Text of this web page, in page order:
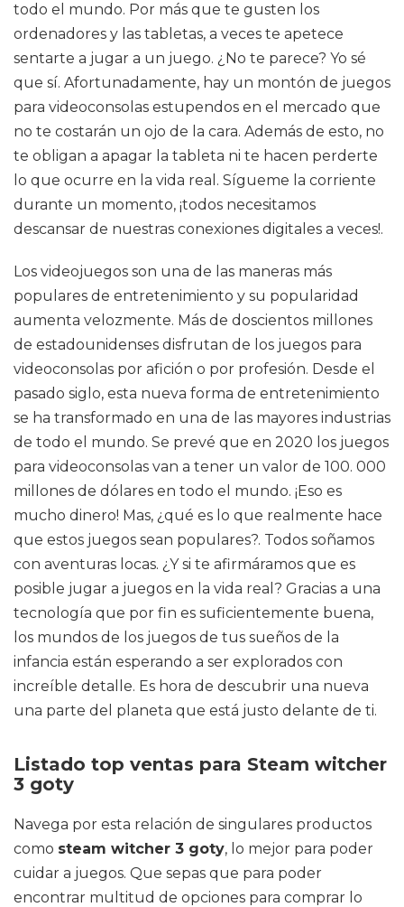
todo el mundo. Por más que te gusten los
ordenadores y las tabletas, a veces te apetece
sentarte a jugar a un juego. ¿No te parece? Yo sé
que sí. Afortunadamente, hay un montón de juegos
para videoconsolas estupendos en el mercado que
no te costarán un ojo de la cara. Además de esto, no
te obligan a apagar la tableta ni te hacen perderte
lo que ocurre en la vida real. Sígueme la corriente
durante un momento, ¡todos necesitamos
descansar de nuestras conexiones digitales a veces!.
Los videojuegos son una de las maneras más
populares de entretenimiento y su popularidad
aumenta velozmente. Más de doscientos millones
de estadounidenses disfrutan de los juegos para
videoconsolas por afición o por profesión. Desde el
pasado siglo, esta nueva forma de entretenimiento
se ha transformado en una de las mayores industrias
de todo el mundo. Se prevé que en 2020 los juegos
para videoconsolas van a tener un valor de 100. 000
millones de dólares en todo el mundo. ¡Eso es
mucho dinero! Mas, ¿qué es lo que realmente hace
que estos juegos sean populares?. Todos soñamos
con aventuras locas. ¿Y si te afirmáramos que es
posible jugar a juegos en la vida real? Gracias a una
tecnología que por fin es suficientemente buena,
los mundos de los juegos de tus sueños de la
infancia están esperando a ser explorados con
increíble detalle. Es hora de descubrir una nueva
una parte del planeta que está justo delante de ti.
Listado top ventas para Steam witcher
3 goty
Navega por esta relación de singulares productos
como steam witcher 3 goty, lo mejor para poder
cuidar a juegos. Que sepas que para poder
encontrar multitud de opciones para comprar lo